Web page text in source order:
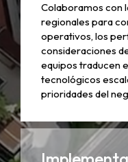
Colaboramos con
regionales para
operativos, los
consideraciones
equipos traducen
tecnológicos
prioridades del